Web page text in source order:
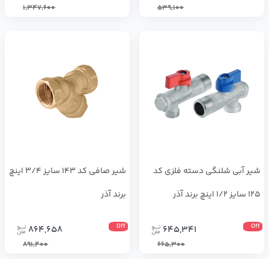
539,100
1,347,600
شیر آبی شلنگی دسته فلزی کد
125 سایز 1/2 اینچ برند آذر
Off
645,341
665,300
شیر صافی کد 143 سایز 3/4 اینچ
برند آذر
Off
864,658
891,400